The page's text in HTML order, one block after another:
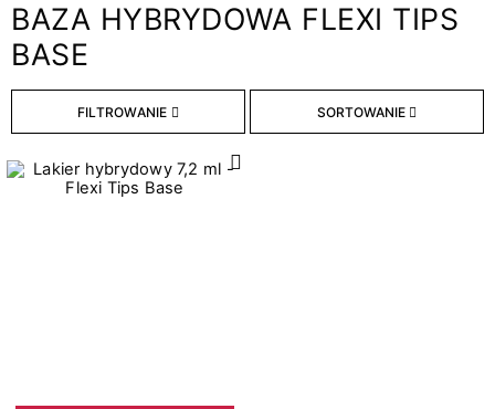
Pojemność
7,2 ml
WYCZYŚĆ
BAZA HYBRYDOWA FLEXI TIPS
BASE
FILTROWANIE SORTOWANIE